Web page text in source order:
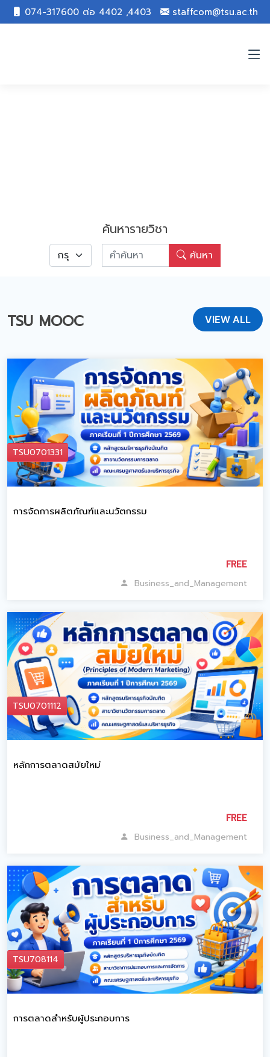
074-317600 ต่อ 4402 ,4403 staffcom@tsu.ac.th
ค้นหารายวิชา
ค้นหา
TSU MOOC VIEW ALL
TSU0701331
การจัดการผลิตภัณฑ์และนวัตกรรม
FREE
Business_and_Management
TSU0701112
หลักการตลาดสมัยใหม่
FREE
Business_and_Management
TSU708114
การตลาดสำหรับผู้ประกอบการ